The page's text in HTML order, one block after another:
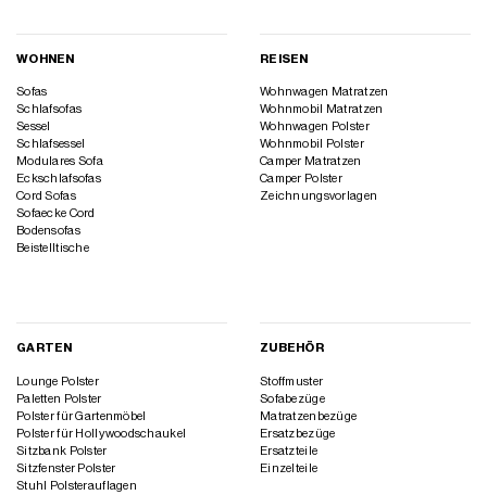
WOHNEN
Sofas
Schlafsofas
Sessel
Schlafsessel
Modulares Sofa
Eckschlafsofas
Cord Sofas
Sofaecke Cord
Bodensofas
Beistelltische
REISEN
Wohnwagen Matratzen
Wohnmobil Matratzen
Wohnwagen Polster
Wohnmobil Polster
Camper Matratzen
Camper Polster
Zeichnungsvorlagen
GARTEN
Lounge Polster
Paletten Polster
Polster für Gartenmöbel
Polster für Hollywoodschaukel
Sitzbank Polster
Sitzfenster Polster
Stuhl Polsterauflagen
ZUBEHÖR
Stoffmuster
Sofabezüge
Matratzenbezüge
Ersatzbezüge
Ersatzteile
Einzelteile